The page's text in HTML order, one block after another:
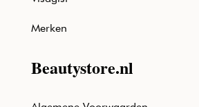
Merken
Beautystore.nl